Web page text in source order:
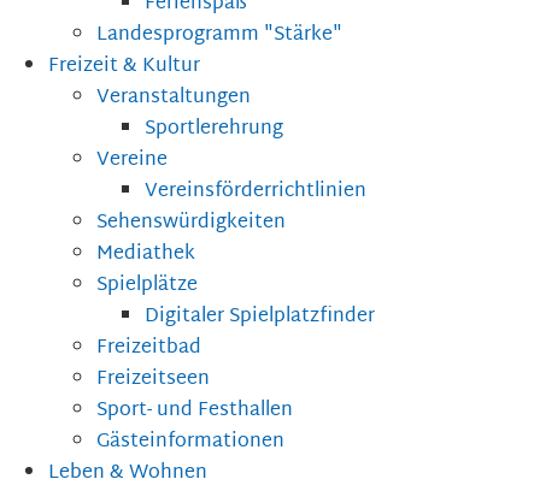
Landesprogramm "Stärke"
Freizeit & Kultur
Veranstaltungen
Sportlerehrung
Vereine
Vereinsförderrichtlinien
Sehenswürdigkeiten
Mediathek
Spielplätze
Digitaler Spielplatzfinder
Freizeitbad
Freizeitseen
Sport- und Festhallen
Gästeinformationen
Leben & Wohnen